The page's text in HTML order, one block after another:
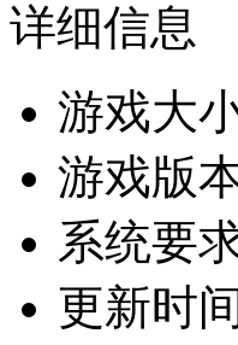
详细信息
游戏大
游戏版
系统要
更新时